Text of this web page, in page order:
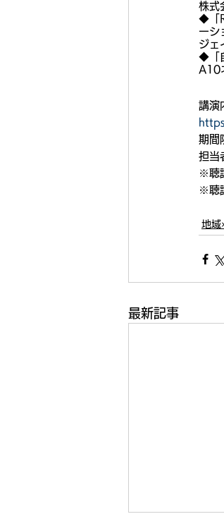
株式
◆「
ーシ
ジェ
◆「
A10
講演
期間
担当
※聴
※聴
地域
最新記事